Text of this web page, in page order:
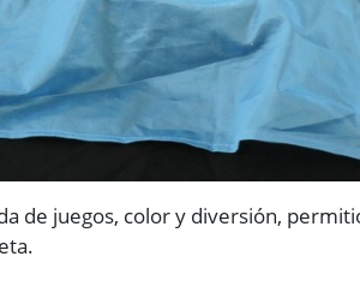
de juegos, color y diversión,